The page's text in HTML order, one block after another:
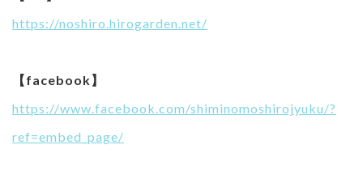
https://noshiro.hirogarden.net/
【facebook】
https://www.facebook.com/shiminomoshirojyuku/?
ref=embed_page/